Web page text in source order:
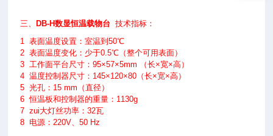
三、 DB-H数显恒温载物台 技术指标：
1 表面温度设置：室温到50℃
2 表面温度变化：少于0.5℃（整个可用表面）
3 工作面平台尺寸：95×57×5mm （长×宽×高）
4 温度控制器尺寸：145×120×80（长×宽×高）
5 光孔：15 mm（直径）
6 恒温板和控制器的重量：1130g
7 zui大灯丝功率：32瓦
8 电源：220V、50 Hz